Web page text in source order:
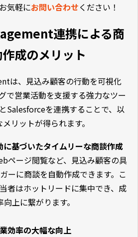
気軽にお問い合わせください！
連携による商
成のメリット
は、見込み顧客の行動を可視化
で営業活動を支援する強力なツー
Salesforceを連携することで、以
リットが得られます。
に基づいたタイムリーな商談作成
ページ閲覧など、見込み顧客の具
ーに商談を自動作成できます。こ
者はホットリードに集中でき、成
向上に繋がります。
効率の大幅な向上